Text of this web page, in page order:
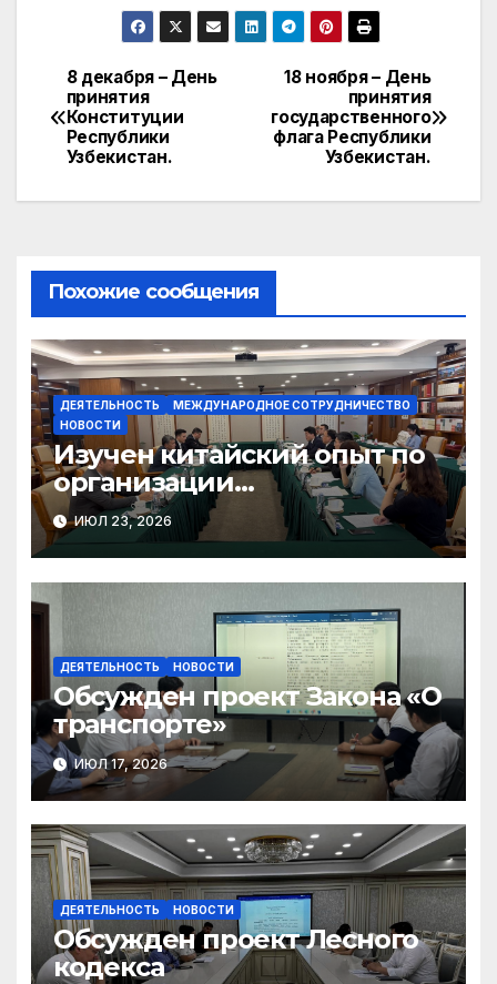
Навигация
по
18 ноября – День
принятия
государственного
флага Республики
Узбекистан.
8 декабря – День
принятия
Конституции
Республики
Узбекистан.
Похожие сообщения
ДЕЯТЕЛЬНОСТЬ
МЕЖДУНАРОДНОЕ СОТРУДНИЧЕСТВО
НОВОСТИ
Изучен китайский опыт по
организации
общественного консенсуса
и инклюзивного диалога
ИЮЛ 23, 2026
ДЕЯТЕЛЬНОСТЬ НОВОСТИ
Обсужден проект Закона «О
транспорте»
ИЮЛ 17, 2026
ДЕЯТЕЛЬНОСТЬ НОВОСТИ
Обсужден проект Лесного
кодекса